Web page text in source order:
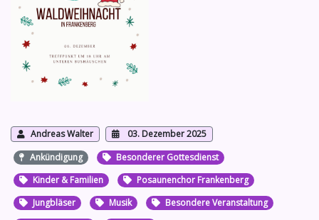
Andreas Walter
03. Dezember 2025
Ankündigung
Besonderer Gottesdienst
Kinder & Familien
Posaunenchor Frankenberg
Jungbläser
Musik
Besondere Veranstaltung